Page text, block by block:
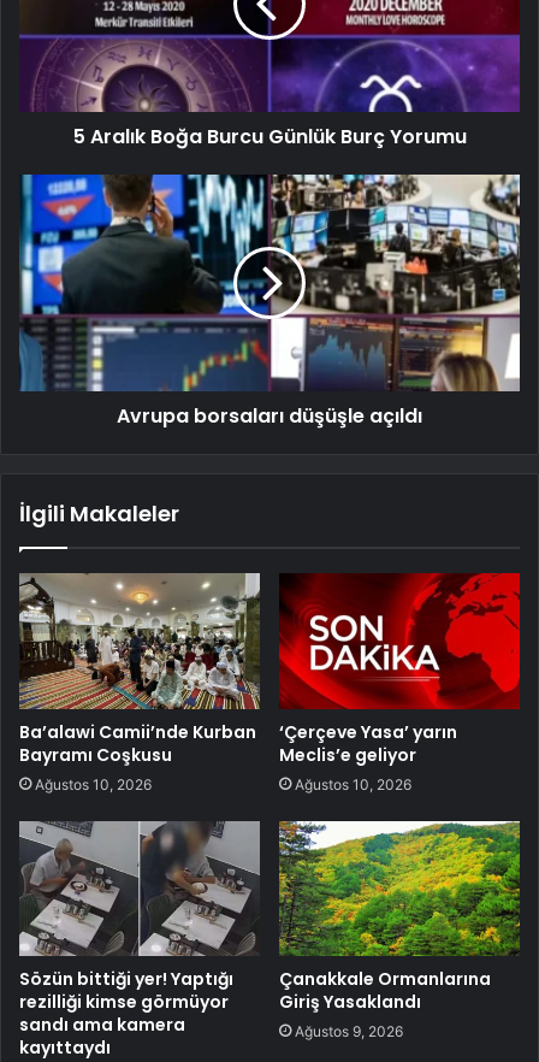
5 Aralık Boğa Burcu Günlük Burç Yorumu
Avrupa borsaları düşüşle açıldı
İlgili Makaleler
Ba’alawi Camii’nde Kurban
Bayramı Coşkusu
Ağustos 10, 2026
‘Çerçeve Yasa’ yarın
Meclis’e geliyor
Ağustos 10, 2026
Sözün bittiği yer! Yaptığı
rezilliği kimse görmüyor
sandı ama kamera
kayıttaydı
Çanakkale Ormanlarına
Giriş Yasaklandı
Ağustos 9, 2026